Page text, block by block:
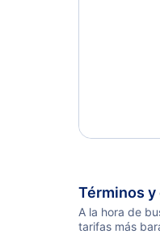
Términos
A la hora de
tarifas más